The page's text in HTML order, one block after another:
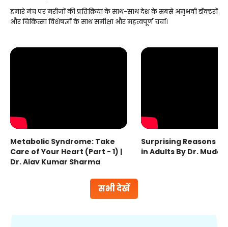
सभी देखें
हमारे मंच पर मरीजों की प्रतिक्रिया के साथ-साथ देश के सबसे अनुभवी डॉक्टरों
और चिकित्सा विशेषज्ञों के साथ समीक्षा और महत्वपूर्ण चर्चा।
Metabolic Syndrome: Take
Care of Your Heart (Part - 1) |
Dr. Ajay Kumar Sharma
Surprising Reasons
in Adults By Dr.